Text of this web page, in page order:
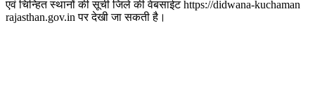
एवं चिन्हित स्थानों की सूची जिले की वेबसाईट https://didwana-kuchaman
rajasthan.gov.in पर देखी जा सकती है।